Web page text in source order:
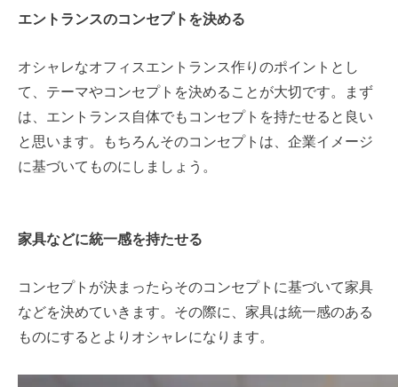
エントランスのコンセプトを決める
オシャレなオフィスエントランス作りのポイントとし
て、 テーマやコンセプトを決めること が大切です。まず
は、エントランス自体でもコンセプトを持たせると良い
と思います。もちろんそのコンセプトは、企業イメージ
に基づいてものにしましょう。
家具などに統一感を持たせる
コンセプトが決まったらそのコンセプトに基づいて家具
などを決めていきます。その際に、家具は統一感のある
ものにするとよりオシャレになります。